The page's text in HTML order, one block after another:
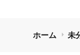
ホーム 未